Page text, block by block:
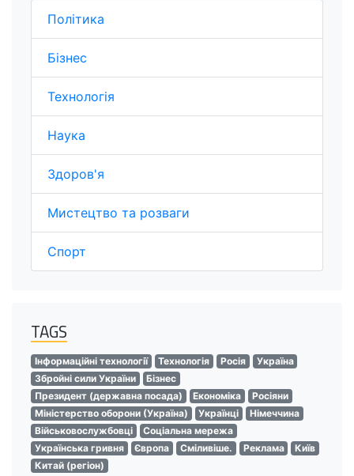
Політика
Бізнес
Технологія
Наука
Здоров'я
Мистецтво та розваги
Спорт
TAGS
Інформаційні технології Технологія Росія
Україна
Збройні сили України
Бізнес
Президент (державна посада)
Економіка
Росіяни
Міністерство оборони (Україна)
Українці
Німеччина
Військовослужбовці
Соціальна мережа
Українська гривня
Європа Сміливіше. Реклама
Київ
Китай (регіон)